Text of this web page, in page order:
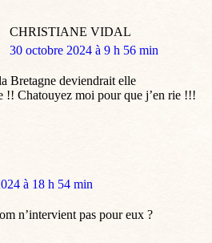
CHRISTIANE VIDAL
dit
30 octobre 2024 à 9 h 56 min
Bretagne deviendrait elle
!! Chatouyez moi pour que j’en rie !!!
à 18 h 54 min
n’intervient pas pour eux ?